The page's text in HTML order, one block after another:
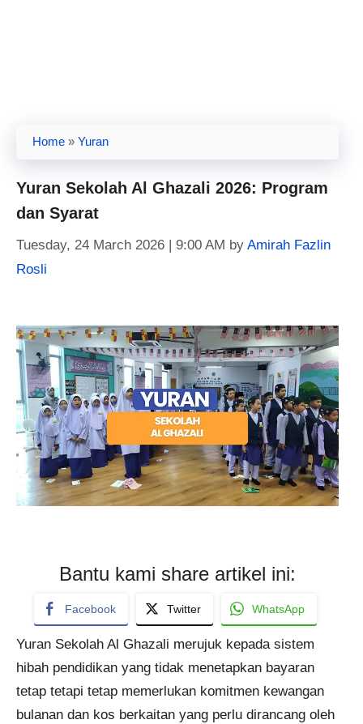
Home » Yuran
Yuran Sekolah Al Ghazali 2026: Program
dan Syarat
Tuesday, 24 March 2026 | 9:00 AM by Amirah Fazlin
Rosli
Bantu kami share artikel ini:
Facebook Twitter WhatsApp
Yuran Sekolah Al Ghazali merujuk kepada sistem
hibah pendidikan yang tidak menetapkan bayaran
tetap tetapi tetap memerlukan komitmen kewangan
bulanan dan kos berkaitan yang perlu dirancang oleh